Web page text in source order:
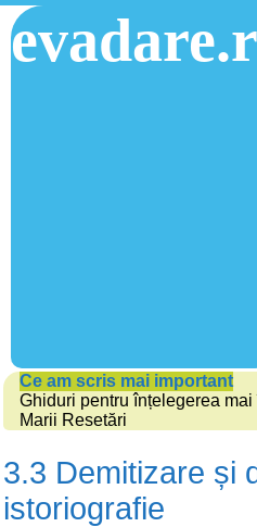
Ce am scris mai important
Ghiduri pentru înțelegerea
Marii Resetări
3.3 Demitizare și
istoriografie